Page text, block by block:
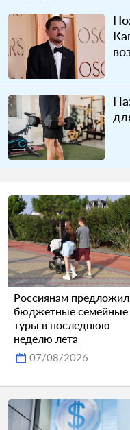
Россиянам
бюджетные семейные
туры в последнюю
неделю лета
07/08/2026